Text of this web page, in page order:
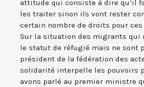
attitude qui consiste à dire qu’il
les traiter sinon ils vont rester
certain nombre de droits pour ces
Sur la situation des migrants qui
le statut de réfugié mais ne sont
président de la fédération des
solidarité interpelle les pouvoirs
avons parlé au premier ministre